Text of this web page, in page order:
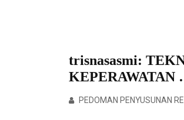
trisnasasmi:
KEPERAWATAN
PEDOMAN PENYUSUNAN